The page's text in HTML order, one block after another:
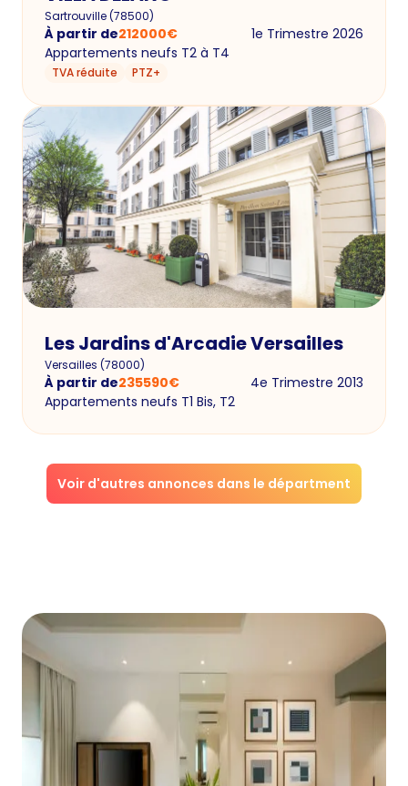
Sartrouville(78500)
À partir de212000€
1e Trimestre 2026
Appartements neufs T2 à T4
TVA réduite PTZ+
Les Jardins d'Arcadie Versailles
Versailles (78000)
À partir de235590€
4e Trimestre 2013
Appartements neufs T1 Bis, T2
Voir d'autres annonces dans le départment